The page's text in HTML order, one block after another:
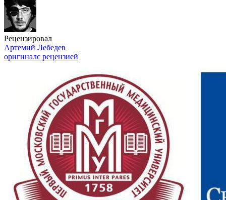
Рецензировал
Артемий Лебедев
оригиналс рецензией